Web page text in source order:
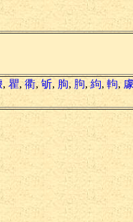
, 瞿,衢, 斪, 朐, 胊,絇, 軥,